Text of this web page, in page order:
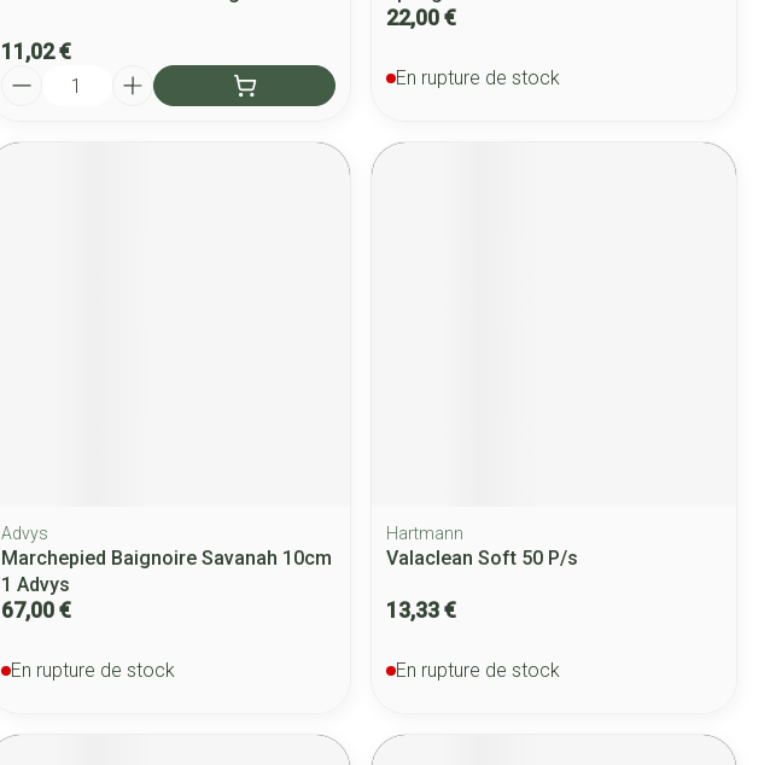
11,02 €
Quantité
22,00 €
En rupture de stock
Advys
Marchepied Baignoire Savanah 10cm
1 Advys
67,00 €
En rupture de stock
Hartmann
Valaclean Soft 50 P/s
13,33 €
En rupture de stock